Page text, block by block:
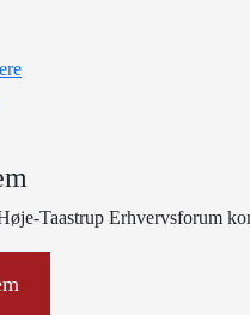
Taastrup Erhvervsforum